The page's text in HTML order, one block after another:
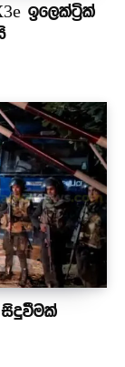
ඉලෙක්ට්‍රික්